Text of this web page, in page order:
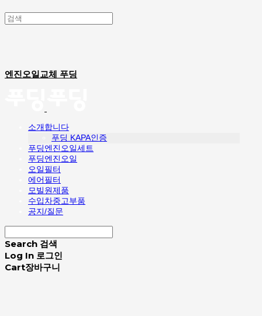
엔진오일교체 푸딩
소개합니다
푸딩 KAPA인증
푸딩엔진오일세트
푸딩엔진오일
오일필터
에어필터
모빌원제품
수입차중고부품
공지/질문
Search 검색
Log In 로그인
Cart장바구니